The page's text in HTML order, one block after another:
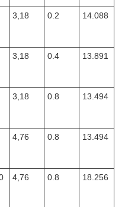
3,18 0.2 14.088
3,18 0.4 13.891
3,18 0.8 13.494
4,76 0.8 13.494
4,76 0.8 18.256